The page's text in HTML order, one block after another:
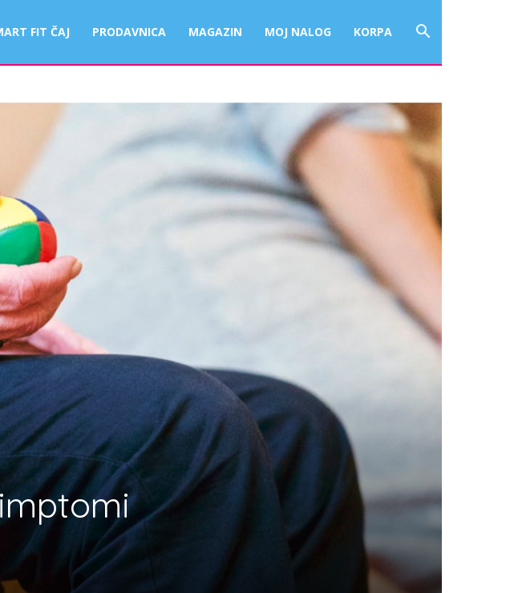
FIT ČAJ PRODAVNICA MAGAZIN MOJ NALOG KORPA